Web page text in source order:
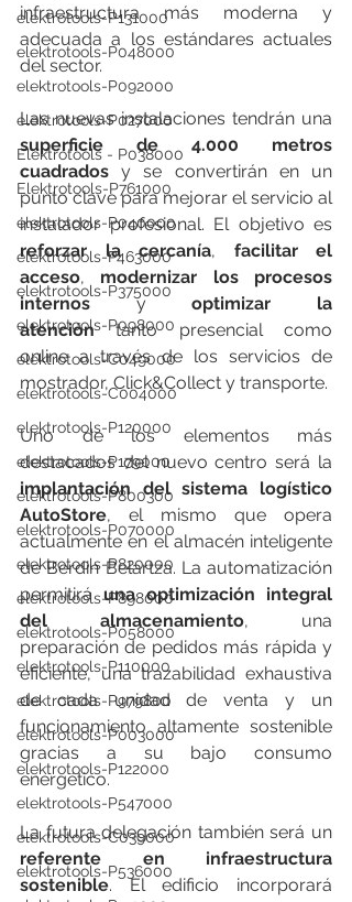
elektrotools-P131000
elektrotools-P048000
elektrotools-P092000
elektrotools-P027000
Elektrotools - P038000
Elektrotools-P761000
elektrotools-P040000
elektrotools-P463000
elektrotools-P375000
elektrotools-P098000
elektrotools-C049000
elektrotools-C004000
elektrotools-P120000
elektrotools-P179000
elektrotools-P800300
elektrotools-P070000
elektrotools-P820000
elektrotools-P898000
elektrotools-P058000
elektrotools-P110000
elektrotools-P979800
elektrotools-P003000
elektrotools-P122000
elektrotools-P547000
elektrotools-C039000
elektrotools-P536000
infraestructura más moderna y
adecuada a los estándares actuales
del sector.
superficie de 4.000 metros
cuadrados y se convertirán en un
punto clave para mejorar el servicio al
reforzar la cercanía, facilitar el
acceso, modernizar los procesos
internos y optimizar la
atención tanto presencial como
online a través de los servicios de
mostrador, Click&Collect y transporte.
Uno de los elementos más
implantación del sistema logístico
AutoStore, el mismo que opera
actualmente en el almacén inteligente
de Berdin Belartza. La automatización
permitirá una optimización integral
del almacenamiento, una
preparación de pedidos más rápida y
eficiente, una trazabilidad exhaustiva
de cada unidad de venta y un
funcionamiento altamente sostenible
gracias a su bajo consumo
energético.
referente en infraestructura
sostenible. El edificio incorporará